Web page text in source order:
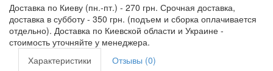
Доставка по Киеву (пн.-пт.) - 270 грн. Срочная доставка,
доставка в субботу - 350 грн. (подъем и сборка оплачивается
отдельно). Доставка по Киевской области и Украине -
стоимость уточняйте у менеджера.
Характеристики
Отзывы (0)